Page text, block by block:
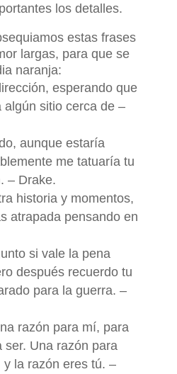
los detalles.
estas frases
largas, para que se
naranja:
esperando que
sitio cerca de –
aunque estaría
me tatuaría tu
– Drake.
historia y momentos,
atrapada pensando en
si vale la pena
después recuerdo tu
para la guerra. –
razón para mí, para
Una razón para
la razón eres tú. –